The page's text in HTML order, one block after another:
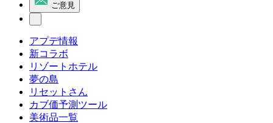
ご意見
アプデ情報
新コラボ
リゾートホテル
夢の島
リセットさん
カブ価予測ツール
美術品一覧